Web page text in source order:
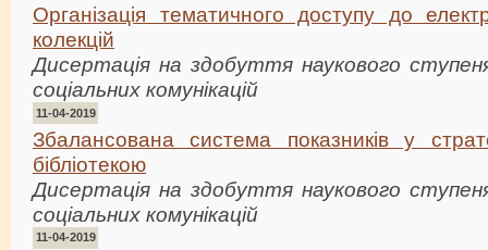
Організація тематичного доступу до
колекцій
Дисертація на здобуття наукового
соціальних комунікацій
11-04-2019
Збалансована система показників у
бібліотекою
Дисертація на здобуття наукового
соціальних комунікацій
11-04-2019